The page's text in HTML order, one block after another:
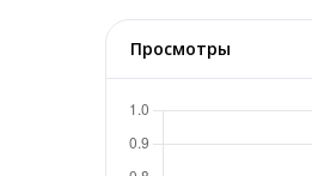
Просмотры